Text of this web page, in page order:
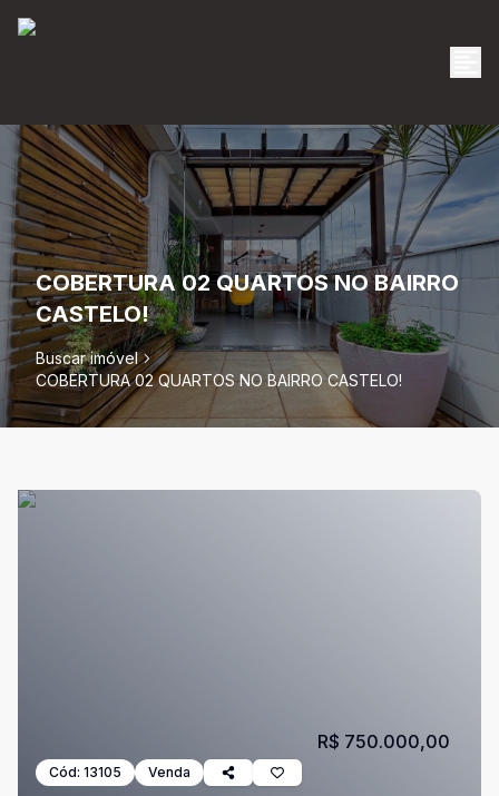
COBERTURA 02 QUARTOS NO BAIRRO
CASTELO!
Buscar imóvel
COBERTURA 02 QUARTOS NO BAIRRO CASTELO!
Cód: 13105 Venda
R$ 750.000,00